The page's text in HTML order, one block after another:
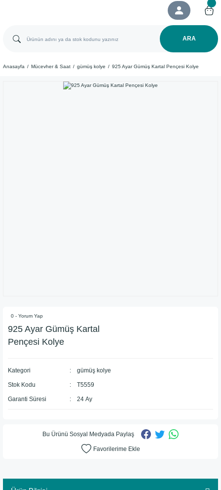
ARA
Anasayfa Mücevher & Saat gümüş kolye 925 Ayar Gümüş Kartal Pençesi Kolye
0 - Yorum Yap
925 Ayar Gümüş Kartal
Pençesi Kolye
Kategori gümüş kolye
Stok Kodu T5559
Garanti Süresi 24 Ay
Bu Ürünü Sosyal Medyada Paylaş